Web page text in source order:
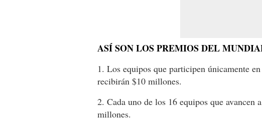
ASÍ SON LOS PREMIOS DEL
1. Los equipos que participen únicamente
recibirán $10 millones.
2. Cada uno de los 16 equipos que avancen
millones.